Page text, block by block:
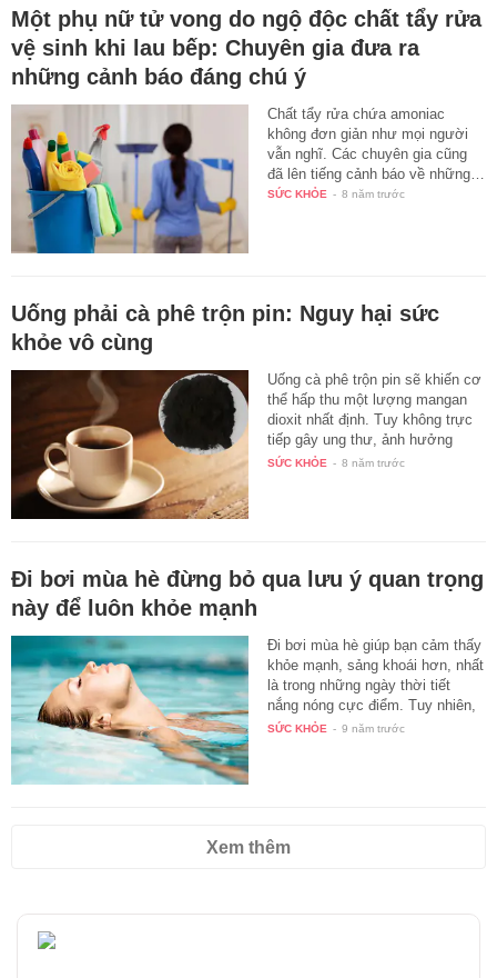
Một phụ nữ tử vong do ngộ độc chất tẩy rửa
vệ sinh khi lau bếp: Chuyên gia đưa ra
những cảnh báo đáng chú ý
Chất tẩy rửa chứa amoniac
không đơn giản như mọi người
vẫn nghĩ. Các chuyên gia cũng
đã lên tiếng cảnh báo về những…
SỨC KHỎE - 8 năm trước
Uống phải cà phê trộn pin: Nguy hại sức
khỏe vô cùng
Uống cà phê trộn pin sẽ khiến cơ
thể hấp thu một lượng mangan
dioxit nhất định. Tuy không trực
tiếp gây ung thư, ảnh hưởng
khả…
SỨC KHỎE - 8 năm trước
Đi bơi mùa hè đừng bỏ qua lưu ý quan trọng
này để luôn khỏe mạnh
Đi bơi mùa hè giúp bạn cảm thấy
khỏe mạnh, sảng khoái hơn, nhất
là trong những ngày thời tiết
nắng nóng cực điểm. Tuy nhiên,
…
SỨC KHỎE - 9 năm trước
Xem thêm